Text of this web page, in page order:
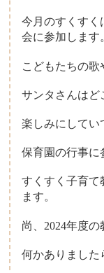
今月のすくすく
会に参加します
こどもたちの歌
サンタさんはど
楽しみにして
保育園の行事に
すくすく子育て
ます。
尚、2024年度の
何かありました